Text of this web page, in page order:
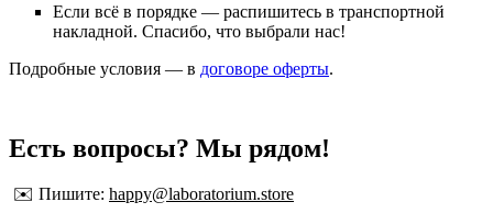
Если всё в порядке — распишитесь в транспортной
накладной. Спасибо, что выбрали нас!
Подробные условия — в договоре оферты.
Есть вопросы? Мы рядом!
✉️ Пишите: happy@laboratorium.store